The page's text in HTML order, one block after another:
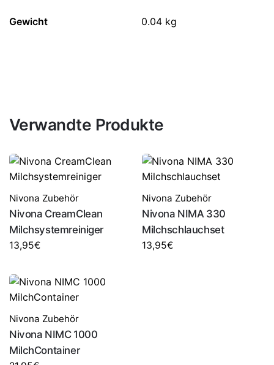
Gewicht 0.04 kg
Verwandte Produkte
Nivona Zubehör
Nivona CreamClean
Milchsystemreiniger
13,95€
Nivona Zubehör
Nivona NIMA 330
Milchschlauchset
13,95€
Nivona Zubehör
Nivona NIMC 1000
MilchContainer